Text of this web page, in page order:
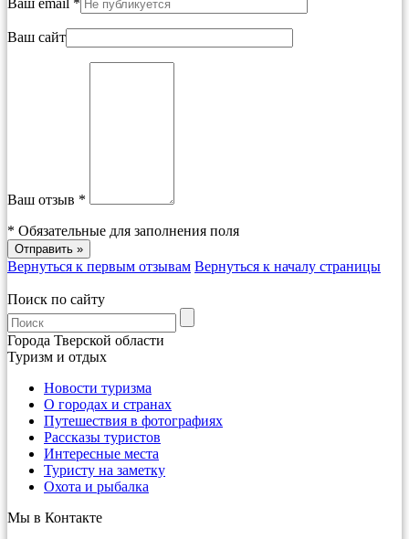
Ваш сайт
Ваш отзыв *
* Обязательные для заполнения поля
Вернуться к первым отзывам Вернуться к началу страницы
Поиск по сайту
Города Тверской области
Туризм и отдых
Новости туризма
О городах и странах
Путешествия в фотографиях
Рассказы туристов
Интересные места
Туристу на заметку
Охота и рыбалка
Мы в Контакте